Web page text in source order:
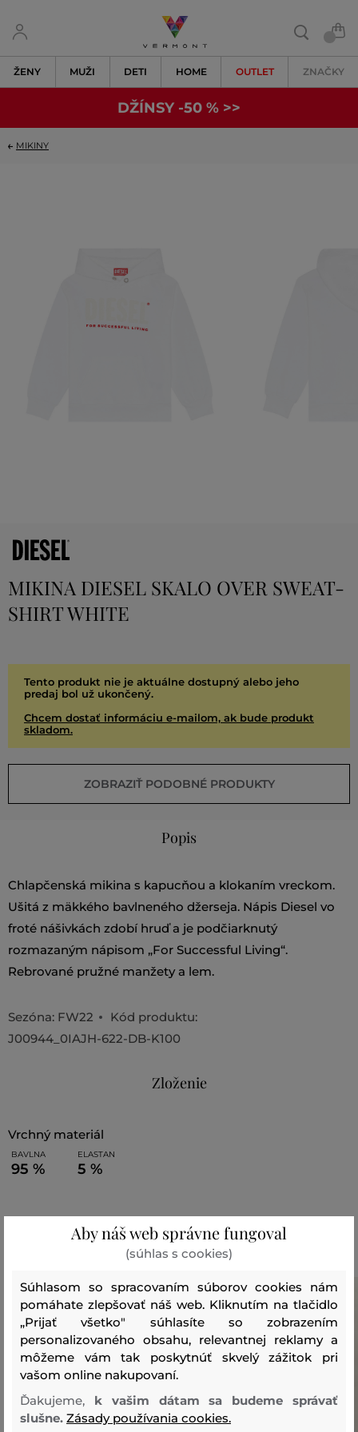
ŽENY MUŽI DETI HOME OUTLET ZNAČKY
DŽÍNSY -50 % >>
MIKINY
MIKINA DIESEL SKALO OVER SWEAT-
SHIRT WHITE
Tento produkt nie je aktuálne dostupný alebo jeho
predaj bol už ukončený.
Chcem dostať informáciu e-mailom, ak bude produkt
skladom.
ZOBRAZIŤ PODOBNÉ PRODUKTY
Popis
Chlapčenská mikina s kapucňou a klokaním vreckom.
Ušitá z mäkkého bavlneného džerseja. Nápis Diesel vo
froté nášivkách zdobí hruď a je podčiarknutý
rozmazaným nápisom „For Successful Living“.
Rebrované pružné manžety a lem.
Sezóna: FW22
Kód produktu:
J00944_0IAJH-622-DB-K100
Zloženie
vrchný materiál
BAVLNA
95 %
ELASTAN
5 %
Odporúčané produkty
Aby náš web správne fungoval
(súhlas s cookies)
Súhlasom so spracovaním súborov cookies nám
pomáhate zlepšovať náš web. Kliknutím na tlačidlo
„Prijať všetko" súhlasíte so zobrazením
personalizovaného obsahu, relevantnej reklamy a
môžeme vám tak poskytnúť skvelý zážitok pri
vašom online nakupovaní.
Ďakujeme, k vašim dátam sa budeme správať
slušne. Zásady používania cookies.